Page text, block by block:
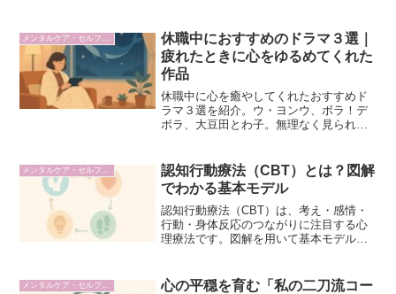
メンタルケア・セルフケア
休職中におすすめのドラマ３選｜
疲れたときに心をゆるめてくれた
作品
休職中に心を癒やしてくれたおすすめド
ラマ３選を紹介。ウ・ヨンウ、ボラ！デ
ボラ、大豆田とわ子。無理なく見られて
メンタルケア・セルフケア
認知行動療法（CBT）とは？図解
でわかる基本モデル
認知行動療法（CBT）は、考え・感情・
行動・身体反応のつながりに注目する心
理療法です。図解を用いて基本モデルを
心の平穏を育む「私の二刀流コー